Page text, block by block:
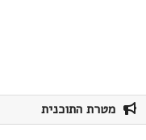
מטרת התוכנית